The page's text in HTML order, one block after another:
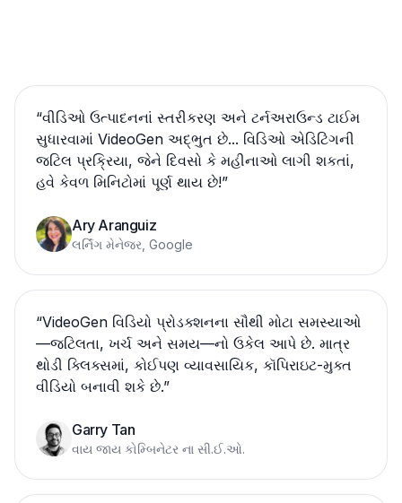
“વીડિઓ ઉત્પાદનનાં સ્તરીકરણ અને ટર્નઅરાઉન્ડ ટાઈમ
સુધારવામાં VideoGen અદ્ભુત છે... વિડિઓ એડિટિંગની
જટિલ પ્રક્રિયા, જેને દિવસો કે મહીનાઓ લાગી શકતાં,
હવે કેવળ મિનિટોમાં પૂર્ણ થાય છે!”
Ary Aranguiz
લર્નિંગ મેનેજર, Google
“VideoGen વિડિયો પ્રોડક્શનના સૌથી મોટા સમસ્યાઓ
—જટિલતા, ખર્ચ અને સમય—નો ઉકેલ આપે છે. માત્ર
થોડી ક્લિક્સમાં, કોઈપણ વ્યાવસાયિક, કૉપિરાઇટ-મુક્ત
વીડિયો બનાવી શકે છે.”
Garry Tan
વાય જાય કોમ્બિનેટર ના સી.ઈ.ઓ.